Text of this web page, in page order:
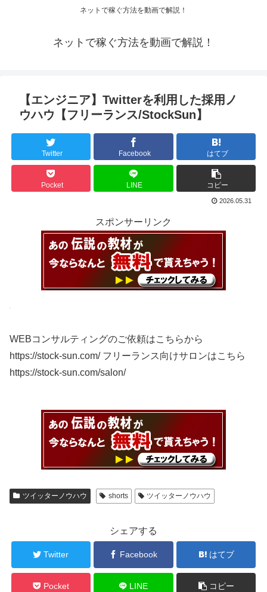
ネットで稼ぐ方法を動画で解説！
ネットで稼ぐ方法を動画で解説！
【エンジニア】Twitterを利用した採用ノ
ウハウ【フリーランス/StockSun】
Twitter Facebook はてブ
Pocket LINE コピー
2026.05.31
スポンサーリンク
WEBコンサルティングのご依頼はこちらから
https://stock-sun.com/ フリーランス向けサロンはこちら
https://stock-sun.com/salon/
ツイッターノウハウ shorts ツイッターノウハウ
シェアする
Twitter Facebook はてブ
Pocket LINE コピー